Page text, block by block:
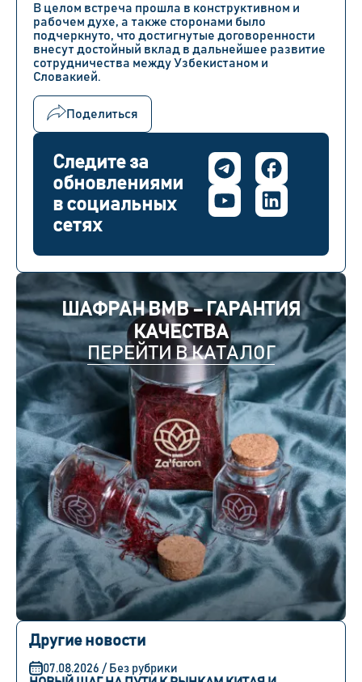
ШАФРАН BMB – ГАРАНТИЯ
КАЧЕСТВА
ПЕРЕЙТИ В КАТАЛОГ
Другие новости
07.08.2026 / Без рубрики
В целом встреча прошла в конструктивном и
рабочем духе, а также сторонами было
подчеркнуто, что достигнутые договоренности
внесут достойный вклад в дальнейшее развитие
сотрудничества между Узбекистаном и
Словакией.
Поделиться
Следите за
обновлениями
в социальных
сетях